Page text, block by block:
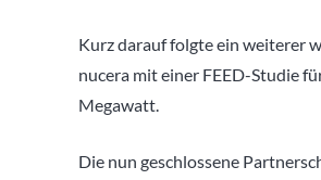
Kurz darauf folgte ein weiterer
nucera mit einer FEED-Studie
Megawatt.
Die nun geschlossene